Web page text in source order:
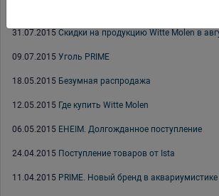
31.07.2015Скидки на продукцию Witte Molen в
09.07.2015 Уголь PRIME
18.05.2015 Безумная распродажа
12.05.2015 Где купить Witte Molen
06.05.2015 EHEIM. Долгожданное поступление
24.04.2015 Поступление товаров от Ista
11.04.2015 PRIME. Новый бренд в аквариумистике